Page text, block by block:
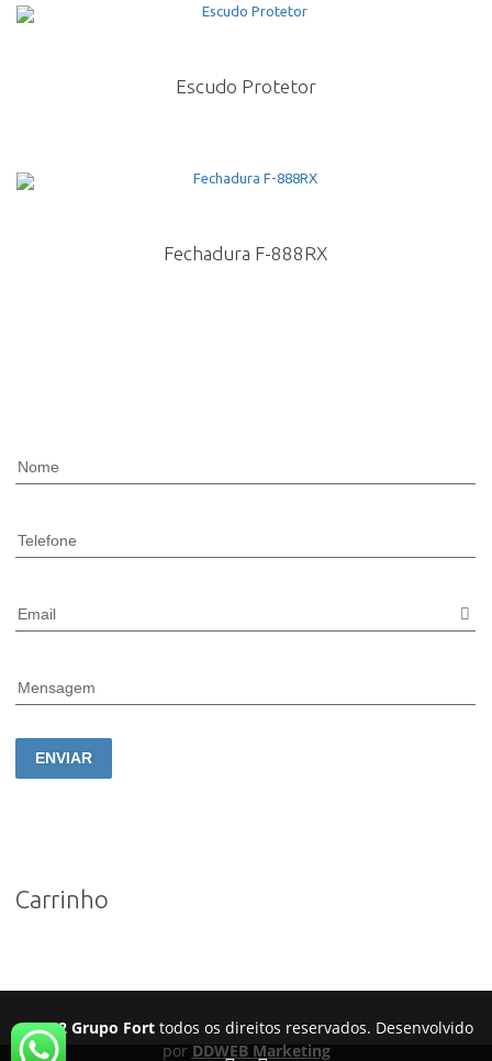
Escudo Protetor
Fechadura F-888RX
Nome
Telefone
Email
Mensagem
ENVIAR
Carrinho
©2022 Grupo Fort todos os direitos reservados. Desenvolvido
por DDWEB Marketing